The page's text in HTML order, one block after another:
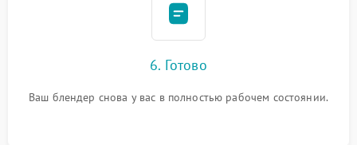
6. Готово
Ваш блендер снова у вас в полностью рабочем состоянии.